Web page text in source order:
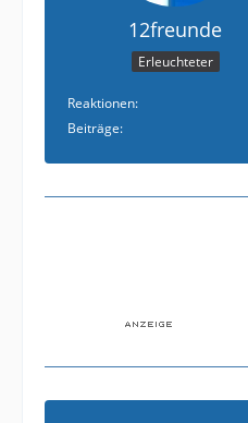
12freunde
Erleuchteter
Reaktionen
Beiträge